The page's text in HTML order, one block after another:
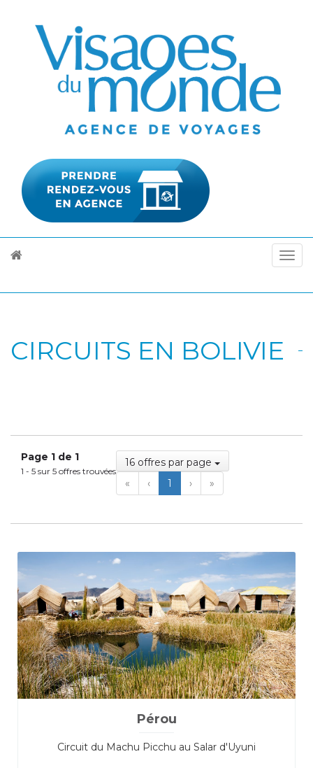
CIRCUITS EN BOLIVIE
Page 1 de 1
1 - 5 sur 5 offres trouvées
16 offres par page
« First‹Previous
1 ›Next
»
Pérou
Circuit du Machu Picchu au Salar d'Uyuni